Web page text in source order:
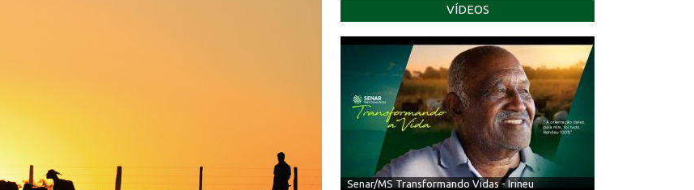
VÍDEOS
Senar/MS Transformando Vidas - Irineu